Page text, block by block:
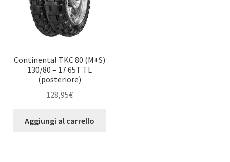
Continental TKC 80 (M+S)
130/80 – 17 65T TL
(posteriore)
128,95€
Aggiungi al carrello